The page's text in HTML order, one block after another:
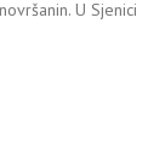
U Sjenici